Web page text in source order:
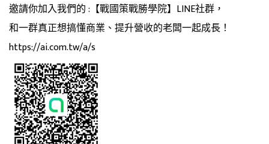
邀請你加入我們的 :【戰國策戰勝學院】LINE社群，
和一群真正想搞懂商業、提升營收的老闆一起成長！
https://ai.com.tw/a/s